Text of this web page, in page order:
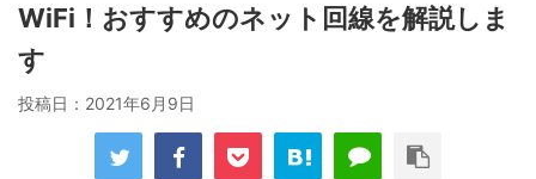
WiFi！おすすめのネット回線を解説しま
す
投稿日： 2021年6月9日